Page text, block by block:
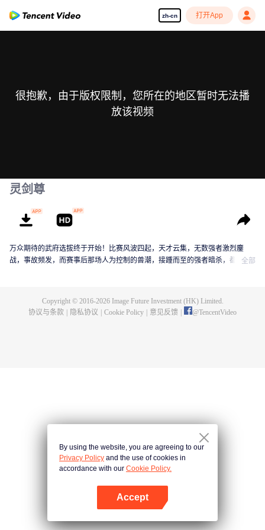
zh-cn 打开App
很抱歉，由于版权限制，您所在的地区暂时无法播
放该视频
灵剑尊
万众期待的武府选拔终于开始！比赛风波四起，天才云集，无数强者激烈鏖
战，事故频发，而赛事后那场人为控制的兽潮，接踵而至的强者暗杀，都显示
全部
Copyright © 2016-2026Image Future Investment (HK) Limited.
协议与条款
隐私协议 Cookie Policy 意见反馈 @TencentVideo
By using the website, you are agreeing to our
Privacy Policy and the use of cookies in
accordance with our Cookie Policy.
Accept